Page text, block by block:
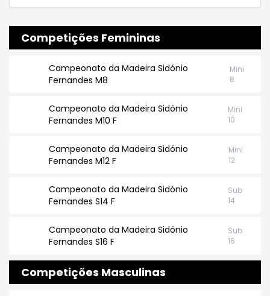
Competições Femininas
Campeonato da Madeira Sidónio
Fernandes M8
Mini
8
Campeonato da Madeira Sidónio
Fernandes M10 F
Mini
10
Campeonato da Madeira Sidónio
Fernandes M12 F
Mini
12
Campeonato da Madeira Sidónio
Fernandes S14 F
Sub
14
Campeonato da Madeira Sidónio
Fernandes S16 F
Sub
16
Competições Masculinas